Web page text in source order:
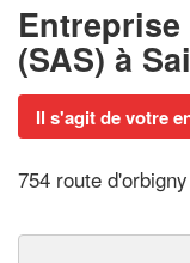
Entreprise
(SAS)à
Il s'agit de votre
754 route